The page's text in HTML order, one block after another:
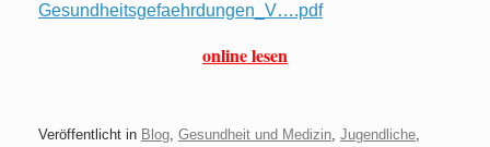
Gesundheitsgefaehrdungen_V….pdf
online lesen
Veröffentlicht in Blog Gesundheit und Medizin Jugendliche